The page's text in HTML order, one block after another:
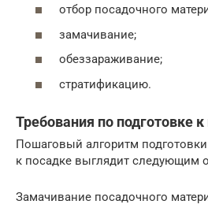
отбор посадочного
замачивание;
обеззараживание;
стратификацию.
Требования по подготовке
Пошаговый алгоритм
к посадке выглядит следующим
Замачивание посадочного